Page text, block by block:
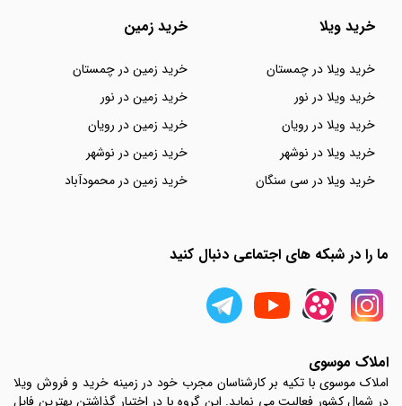
خرید ویلا
خرید ویلا در چمستان
خرید ویلا در نور
خرید ویلا در رویان
خرید ویلا در نوشهر
خرید ویلا در سی سنگان
خرید زمین
خرید زمین در چمستان
خرید زمین در نور
خرید زمین در رویان
خرید زمین در نوشهر
خرید زمین در محمودآباد
ما را در شبکه های اجتماعی دنبال کنید
املاک موسوی
املاک موسوی با تکیه بر کارشناسان مجرب خود در زمینه خرید و فروش ویلا
در شمال کشور فعالیت می نماید. این گروه با در اختیار گذاشتن بهترین فایل